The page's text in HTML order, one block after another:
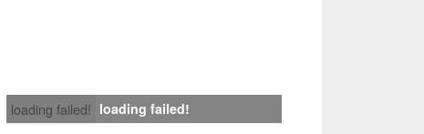
loading failed! loading failed!